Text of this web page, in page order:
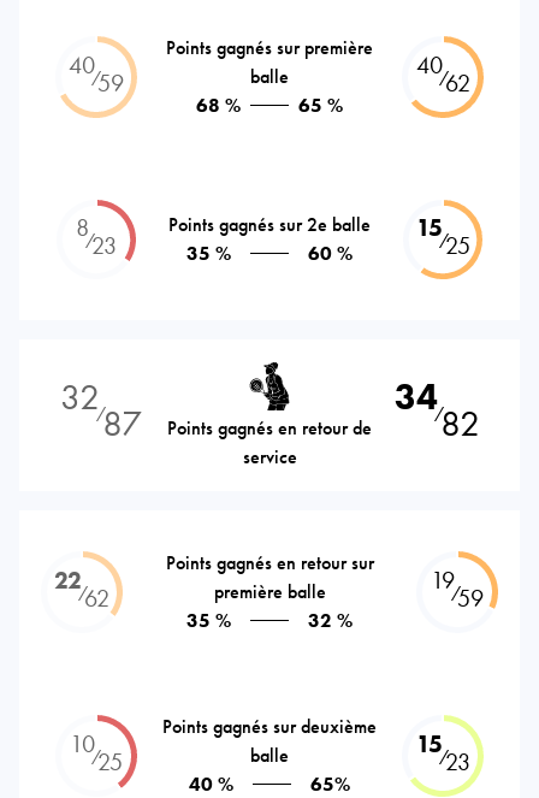
40⁄59
Points gagnés sur première
balle
68 %
65 %
40⁄62
8⁄23
Points gagnés sur 2e balle
35 %
60 %
15⁄25
32⁄87
Points gagnés en retour de
service
34⁄82
22⁄62
Points gagnés en retour sur
première balle
35 %
32 %
19⁄59
10⁄25
Points gagnés sur deuxième
balle
40 %
65%
15⁄23